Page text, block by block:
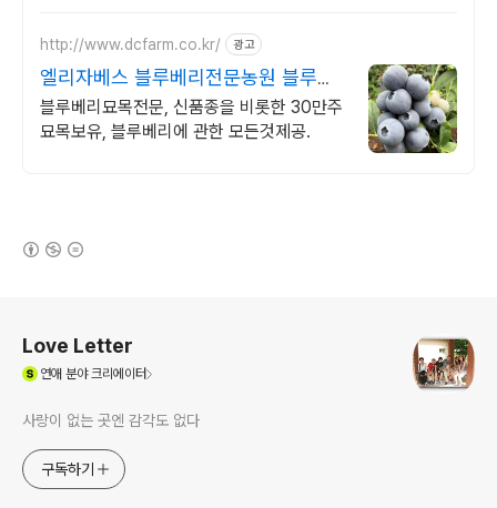
http://www.dcfarm.co.kr/ 광고
엘리자베스 블루베리전문농원 블루베
리묘목 농자재 영양제
블루베리묘목전문, 신품종을 비롯한 30만주
묘목보유, 블루베리에 관한 모든것제공.
Love Letter
연애 분야 크리에이터
사랑이 없는 곳엔 감각도 없다
구독하기